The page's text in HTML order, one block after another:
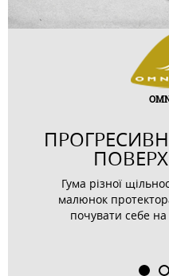
Гума різної
малюнок
почувати себе